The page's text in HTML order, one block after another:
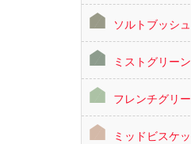
ソルトブッシュ
ミストグリーン
フレンチグリ
ミッドビスケ